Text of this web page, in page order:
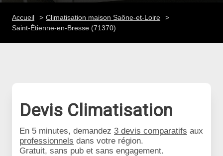
Accueil
Climatisation maison Saône-et-Loire
Saint-Étienne-en-Bresse (71370)
Devis Climatisation
En 5 minutes, demandez 3 devis comparatifs aux
professionnels dans votre région.
Gratuit, sans pub et sans engagement.